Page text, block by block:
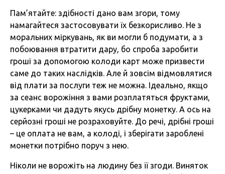
Пам’ятайте: здібності дано вам згори, тому
намагайтеся застосовувати їх безкорисливо. Не з
моральних міркувань, як ви могли б подумати, а з
побоювання втратити дару, бо спроба заробити
гроші за допомогою колоди карт може призвести
саме до таких наслідків. Але й зовсім відмовлятися
від плати за послуги теж не можна. Ідеально, якщо
за сеанс ворожіння з вами розплатяться фруктами,
цукерками чи дадуть якусь дрібну монетку. А ось на
серйозні гроші не розраховуйте. До речі, дрібні гроші
– це оплата не вам, а колоді, і зберігати зароблені
монетки потрібно поруч з нею.
Ніколи не ворожіть на людину без її згоди. Виняток